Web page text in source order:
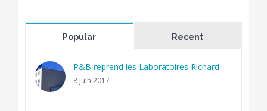
Popular Recent
P&B reprend les Laboratoires Richard
8 juin 2017